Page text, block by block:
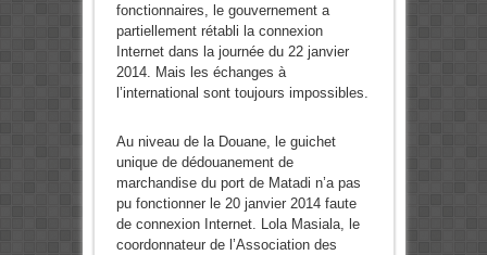
fonctionnaires, le gouvernement a
partiellement rétabli la connexion
Internet dans la journée du 22 janvier
2014. Mais les échanges à
l’international sont toujours impossibles.
Au niveau de la Douane, le guichet
unique de dédouanement de
marchandise du port de Matadi n’a pas
pu fonctionner le 20 janvier 2014 faute
de connexion Internet. Lola Masiala, le
coordonnateur de l’Association des